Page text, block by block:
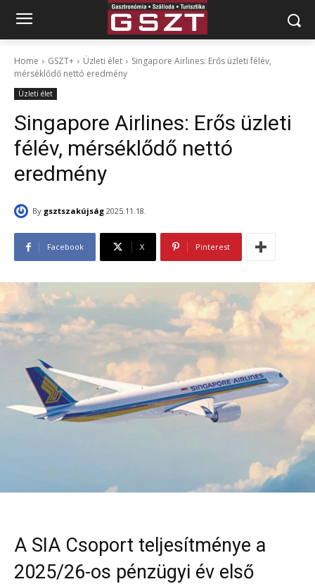
Home GSZT+ Üzleti élet
Singapore Airlines: Erős üzleti félév,
mérséklődő nettó eredmény
Üzleti élet
Singapore Airlines: Erős üzleti
félév, mérséklődő nettó
eredmény
By gsztszakújság 2025.11.18.
Facebook X Pinterest
A SIA Csoport teljesítménye a
2025/26-os pénzügyi év első